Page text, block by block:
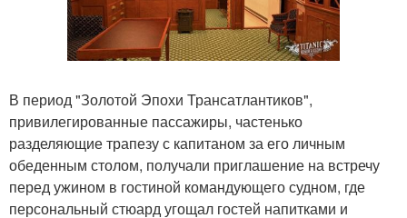
В период "Золотой Эпохи Трансатлантиков",
привилегированные пассажиры, частенько
разделяющие трапезу с капитаном за его личным
обеденным столом, получали приглашение на встречу
перед ужином в гостиной командующего судном, где
персональный стюард угощал гостей напитками и